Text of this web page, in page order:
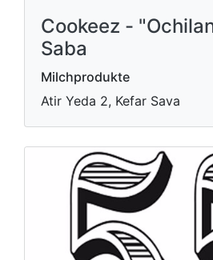
Cookeez -
Saba
Milchprodukte
Atir Yeda 2, Kefar Sava